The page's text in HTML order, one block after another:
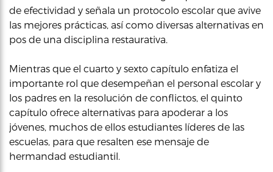
de efectividad y señala un protocolo escolar que avive
las mejores prácticas, así como diversas alternativas en
pos de una disciplina restaurativa.
Mientras que el cuarto y sexto capítulo enfatiza el
importante rol que desempeñan el personal escolar y
los padres en la resolución de conflictos, el quinto
capítulo ofrece alternativas para apoderar a los
jóvenes, muchos de ellos estudiantes líderes de las
escuelas, para que resalten ese mensaje de
hermandad estudiantil.